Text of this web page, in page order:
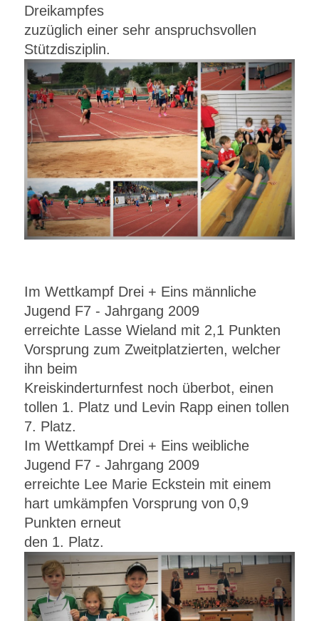
Dreikampfes
zuzüglich einer sehr anspruchsvollen
Stützdisziplin.
Im Wettkampf Drei + Eins männliche
Jugend F7 - Jahrgang 2009
erreichte Lasse Wieland mit 2,1 Punkten
Vorsprung zum Zweitplatzierten, welcher
ihn beim
Kreiskinderturnfest noch überbot, einen
tollen 1. Platz und Levin Rapp einen tollen
7. Platz.
Im Wettkampf Drei + Eins weibliche
Jugend F7 - Jahrgang 2009
erreichte Lee Marie Eckstein mit einem
hart umkämpfen Vorsprung von 0,9
Punkten erneut
den 1. Platz.